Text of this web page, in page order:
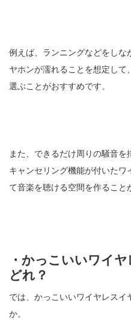
例えば、ランニングなどをしな
ヤホンが濡れることを想定し
選ぶことがおすすめです。
また、できるだけ周りの騒音
キャンセリング機能が付いたワ
て音楽を聴ける空間を作ること
・かっこいいワイ
どれ？
では、かっこいいワイヤレスイ
か。